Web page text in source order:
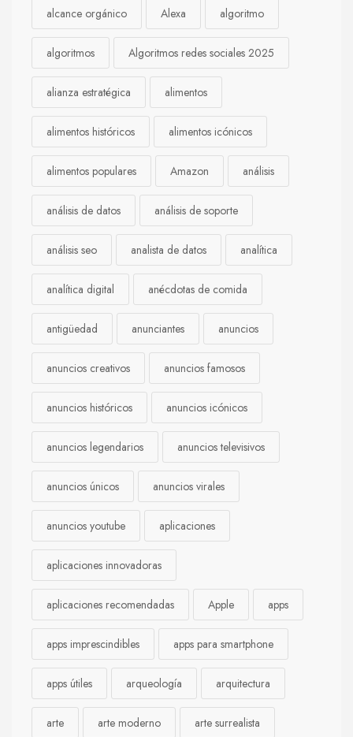
alcance orgánico Alexa algoritmo
algoritmos Algoritmos redes sociales 2025
alianza estratégica alimentos
alimentos históricos alimentos icónicos
alimentos populares Amazon análisis
análisis de datos análisis de soporte
análisis seo analista de datos analítica
analítica digital anécdotas de comida
antigüedad anunciantes anuncios
anuncios creativos anuncios famosos
anuncios históricos anuncios icónicos
anuncios legendarios anuncios televisivos
anuncios únicos anuncios virales
anuncios youtube aplicaciones
aplicaciones innovadoras
aplicaciones recomendadas Apple apps
apps imprescindibles apps para smartphone
apps útiles arqueología arquitectura
arte arte moderno arte surrealista